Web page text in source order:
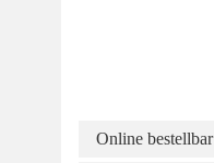
Online bestellbar